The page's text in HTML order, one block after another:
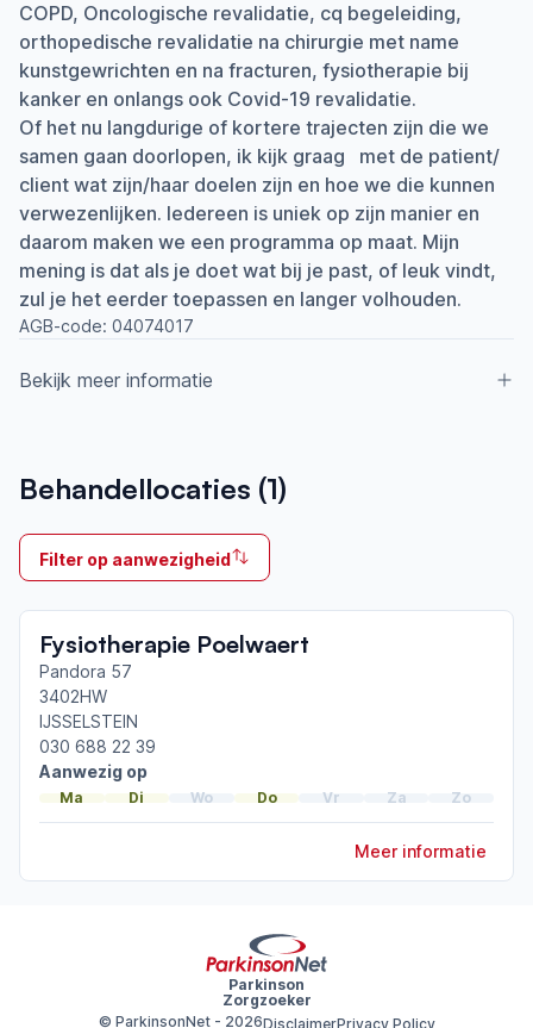
COPD, Oncologische revalidatie, cq begeleiding,
orthopedische revalidatie na chirurgie met name
kunstgewrichten en na fracturen, fysiotherapie bij
kanker en onlangs ook Covid-19 revalidatie.
Of het nu langdurige of kortere trajecten zijn die we
samen gaan doorlopen, ik kijk graag met de patient/
client wat zijn/haar doelen zijn en hoe we die kunnen
verwezenlijken. Iedereen is uniek op zijn manier en
daarom maken we een programma op maat. Mijn
mening is dat als je doet wat bij je past, of leuk vindt,
zul je het eerder toepassen en langer volhouden.
AGB-code: 04074017
Bekijk meer informatie
2013
Ik behandel
Op locatie & Thuis
netwerk
Utrecht Zuidwest
Afgeronde ParkinsonNet-scholingen
ParkinsonNet congres 2025
ParkinsonNet congres 2023
ParkinsonNet congres 2021
Behandellocaties (1)
Filter op aanwezigheid
Fysiotherapie Poelwaert
Pandora 57
3402HW
IJSSELSTEIN
030 688 22 39
Aanwezig op
Ma Di Wo Do Vr Za Zo
Meer informatie
Parkinson
Zorgzoeker
© ParkinsonNet - 2026DisclaimerPrivacy Policy